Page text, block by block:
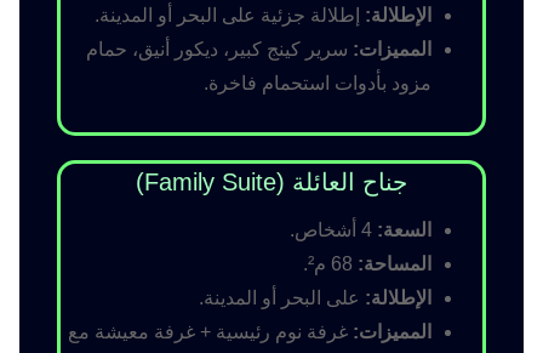
الإطلالة: إطلالة جزئية على البحر أو المدينة.
المميزات: سرير كينج كبير، ديكور أنيق، حمام
مزود بأدوات استحمام فاخرة.
جناح العائلة (Family Suite)
السعة:
المساحة:
الإطلالة: على البحر أو المدينة.
المميزات: غرفة نوم رئيسية + غرفة معيشة مع